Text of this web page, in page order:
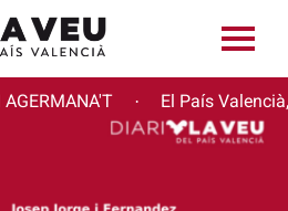
AGERMANA'T · El País